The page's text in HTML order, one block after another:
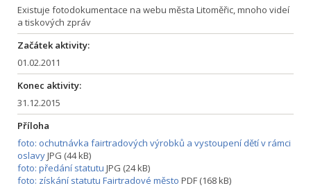
Existuje fotodokumentace na webu města Litoměřic, mnoho videí
a tiskových zpráv
Začátek aktivity:
01.02.2011
Konec aktivity:
31.12.2015
Příloha
foto: ochutnávka fairtradových výrobků a vystoupení dětí v rámci
oslavyJPG (44 kB)
foto: předání statutu JPG (24 kB)
foto: získání statutu Fairtradové město PDF (168 kB)